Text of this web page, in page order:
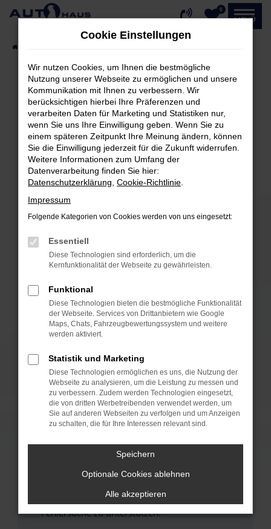
Zum
0
MENÜ
Fehler: Network Error
Beim Laden ist ein Fehler aufgetreten.
Hier sind ein paar Tipps, die dir helfen können:
Überprüfe deine Firewall und deine
Internetverbindung.
Laden andere Webseiten, zum Beispiel deine
Suchmaschine?
Prüfe deine Browsererweiterungen.
können das Laden bestimmter Seiten
verhindern. Funktioniert die Seite in einem
anderen Browser oder in einem privaten
Fenster?
Starte dein Gerät neu.
Das kann manchmal helfen, vorübergehende
Probleme zu beheben.
Betriebssystem auf dem neuesten Stand
sind.
Veraltete Software birgt nicht nur ein
Sicherheitsrisiko, sondern kann auch dazu
führen, dass bestimmte Funktionen nicht mehr
unterstützt werden.
Wende dich an den Webseitenbetreiber.
Wenn du alle oben genannten Schritte versucht
hast, kontaktiere uns bitte. Wir werden
uns diesen Text schicken, um uns bei der
Fehlersuche zu unterstützen:
Cookie Einstellungen
Wir nutzen Cookies, um Ihnen die bestmögliche
Nutzung unserer Webseite zu ermöglichen und unsere
Kommunikation mit Ihnen zu verbessern. Wir
berücksichtigen hierbei Ihre Präferenzen und
verarbeiten Daten für Marketing und Statistiken nur,
wenn Sie uns Ihre Einwilligung geben. Wenn Sie zu
einem späteren Zeitpunkt Ihre Meinung ändern, können
Sie die Einwilligung jederzeit für die Zukunft widerrufen.
Weitere Informationen zum Umfang der
Datenverarbeitung finden Sie hier:
Datenschutzerklärung Cookie-Richtlinie
Impressum
Folgende Kategorien von Cookies werden von uns eingesetzt:
Essentiell
Diese Technologien sind erforderlich, um die
Kernfunktionalität der Webseite zu gewährleisten.
Funktional
Diese Technologien bieten die bestmögliche Funktionalität
der Webseite. Services von Drittanbietern wie Google
Maps, Chats, Fahrzeugbewertungssystem und weitere
werden aktiviert.
Statistik und Marketing
Diese Technologien ermöglichen es uns, die Nutzung der
Webseite zu analysieren, um die Leistung zu messen und
zu verbessern. Zudem werden Technologien eingesetzt,
die von dritten Werbetreibenden verwendet werden, um
Sie auf anderen Webseiten zu verfolgen und um Anzeigen
zu schalten, die für Ihre Interessen relevant sind.
Speichern
Optionale Cookies ablehnen
Alle akzeptieren